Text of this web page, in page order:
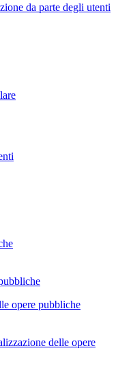
da parte degli utenti
opere pubbliche
delle opere